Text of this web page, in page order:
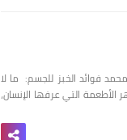
فوائد الخبز للجسم: ما لا
التي عرفها الإنسان،